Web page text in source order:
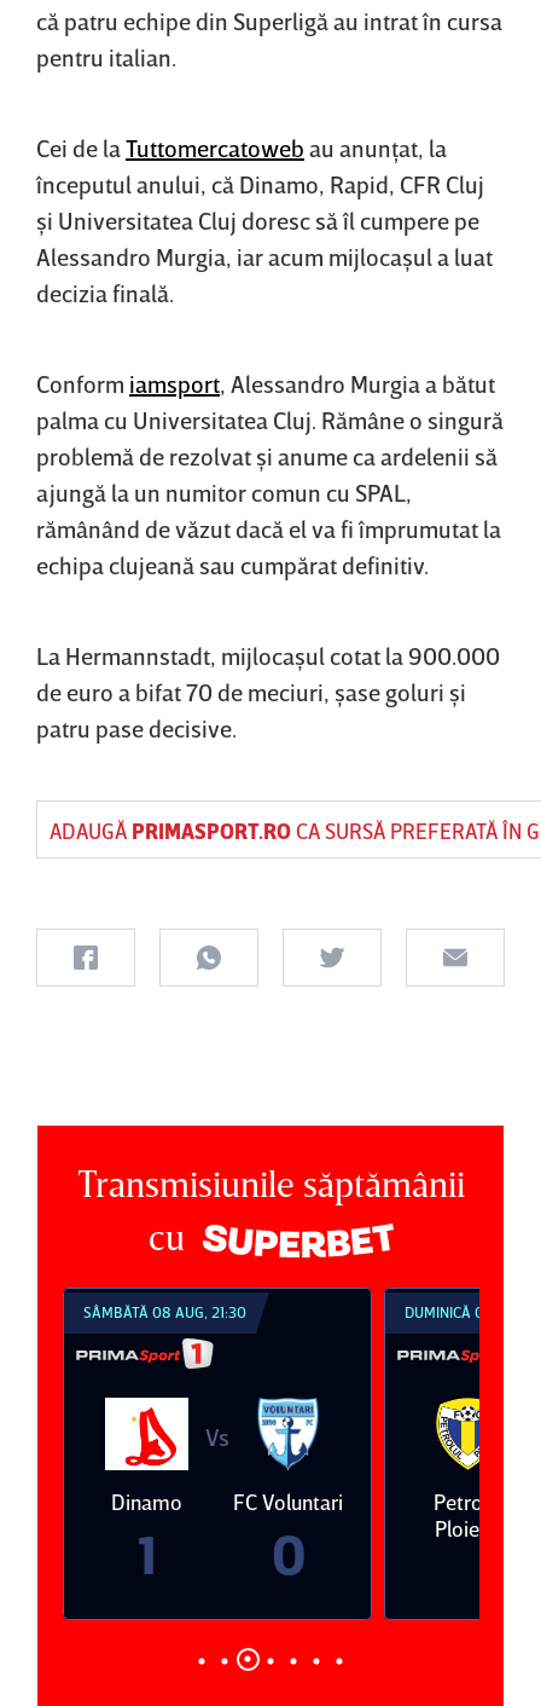
că patru echipe din Superligă au intrat în cursa
pentru italian.
Cei de la Tuttomercatoweb au anunţat, la
începutul anului, că Dinamo, Rapid, CFR Cluj
şi Universitatea Cluj doresc să îl cumpere pe
Alessandro Murgia, iar acum mijlocaşul a luat
decizia finală.
Conform iamsport , Alessandro Murgia a bătut
palma cu Universitatea Cluj. Rămâne o singură
problemă de rezolvat şi anume ca ardelenii să
ajungă la un numitor comun cu SPAL,
rămânând de văzut dacă el va fi împrumutat la
echipa clujeană sau cumpărat definitiv.
La Hermannstadt, mijlocaşul cotat la 900.000
de euro a bifat 70 de meciuri, şase goluri şi
patru pase decisive.
ADAUGĂ PRIMASPORT.ROCA SURSĂ PREFERATĂ ÎN
Transmisiunile săptămânii
cu
SÂMBĂTĂ 08 AUG, 21:30
Dinamo
1
Vs
FC Voluntari
0
DUMINICĂ 09 AUG,
Petrolul
Ploieşti